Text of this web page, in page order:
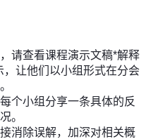
请查看课程演示文稿*解释
让他们以小组形式在分会
个小组分享一条具体的反
。
消除误解，加深对相关概